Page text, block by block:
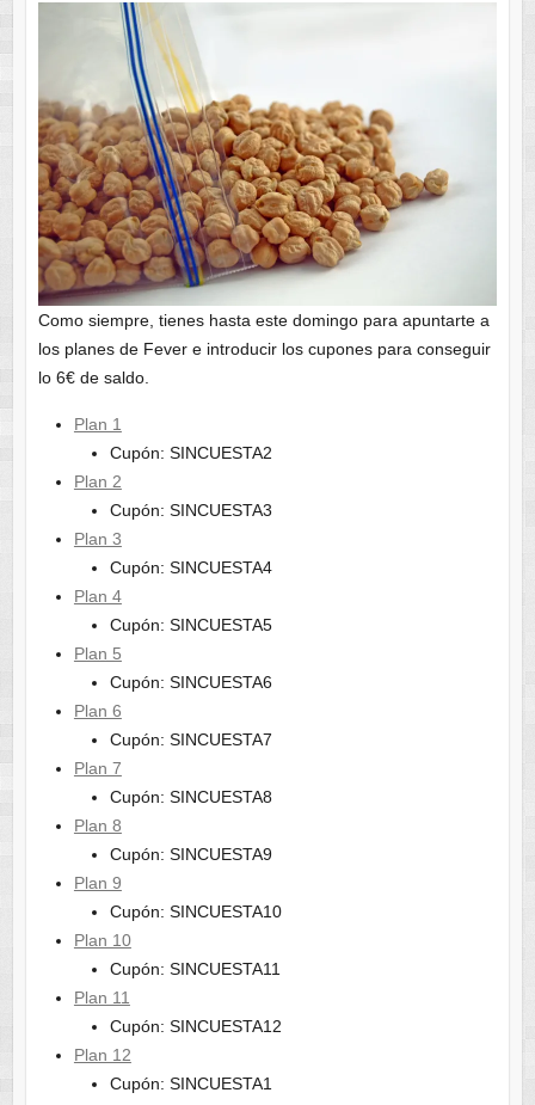
Como siempre, tienes hasta este domingo para apuntarte a
los planes de Fever e introducir los cupones para conseguir
lo 6€ de saldo.
Plan 1
Cupón: SINCUESTA2
Plan 2
Cupón: SINCUESTA3
Plan 3
Cupón: SINCUESTA4
Plan 4
Cupón: SINCUESTA5
Plan 5
Cupón: SINCUESTA6
Plan 6
Cupón: SINCUESTA7
Plan 7
Cupón: SINCUESTA8
Plan 8
Cupón: SINCUESTA9
Plan 9
Cupón: SINCUESTA10
Plan 10
Cupón: SINCUESTA11
Plan 11
Cupón: SINCUESTA12
Plan 12
Cupón: SINCUESTA1